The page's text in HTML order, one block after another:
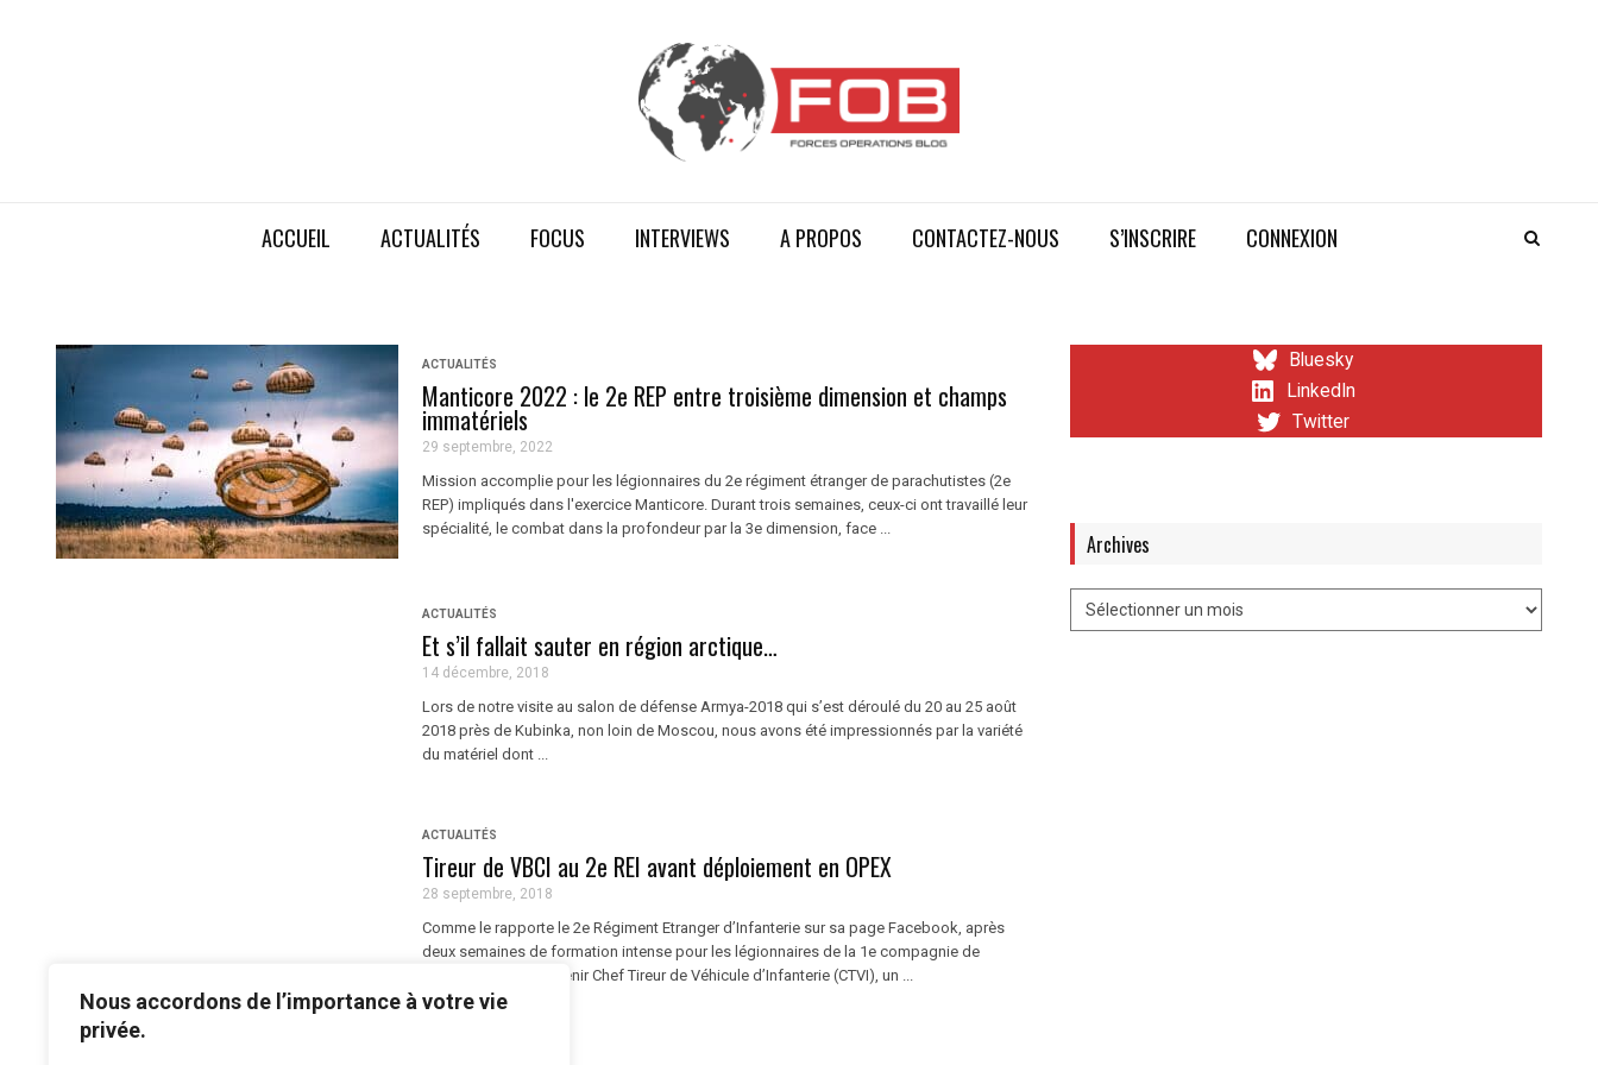
Nous accordons de l’importance à votre vie
privée.
ACCUEIL ACTUALITÉS FOCUS INTERVIEWS A PROPOS CONTACTEZ-NOUS S’INSCRIRE CONNEXION
ACTUALITÉS
Manticore 2022 : le 2e REP entre troisième dimension et champs
immatériels
29 septembre, 2022
Mission accomplie pour les légionnaires du 2e régiment étranger de parachutistes (2e
REP) impliqués dans l'exercice Manticore. Durant trois semaines, ceux-ci ont travaillé leur
spécialité, le combat dans la profondeur par la 3e dimension, face ...
ACTUALITÉS
Et s’il fallait sauter en région arctique…
14 décembre, 2018
Lors de notre visite au salon de défense Armya-2018 qui s’est déroulé du 20 au 25 août
2018 près de Kubinka, non loin de Moscou, nous avons été impressionnés par la variété
du matériel dont ...
ACTUALITÉS
Tireur de VBCI au 2e REI avant déploiement en OPEX
28 septembre, 2018
Comme le rapporte le 2e Régiment Etranger d’Infanterie sur sa page Facebook, après
deux semaines de formation intense pour les légionnaires de la 1e compagnie de
combat désirant devenir Chef Tireur de Véhicule d’Infanterie (CTVI), un ...
Bluesky
LinkedIn
Twitter
Archives